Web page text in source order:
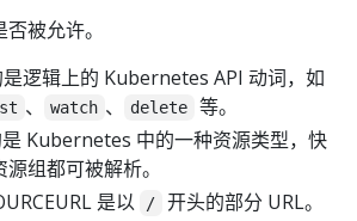
被允许。
是逻辑上的 Kubernetes API 动词，如
、 watch 、 delete
等。
是 Kubernetes 中的一种资源类型，快
组都可被解析。
是以
/
开头的部分 URL。